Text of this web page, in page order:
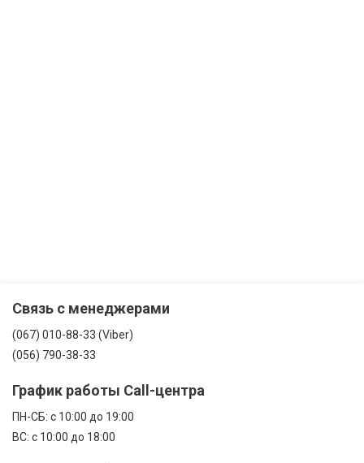
Связь с менеджерами
(067) 010-88-33 (Viber)
(056) 790-38-33
График работы Call-центра
ПН-CБ: с 10:00 до 19:00
ВС: с 10:00 до 18:00